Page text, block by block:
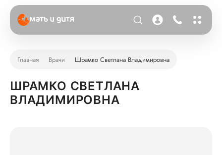
Главная Врачи Шрамко Светлана Владимировна
ШРАМКО СВЕТЛАНА
ВЛАДИМИРОВНА